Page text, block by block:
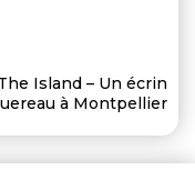
Island – Un écrin
à Montpellier